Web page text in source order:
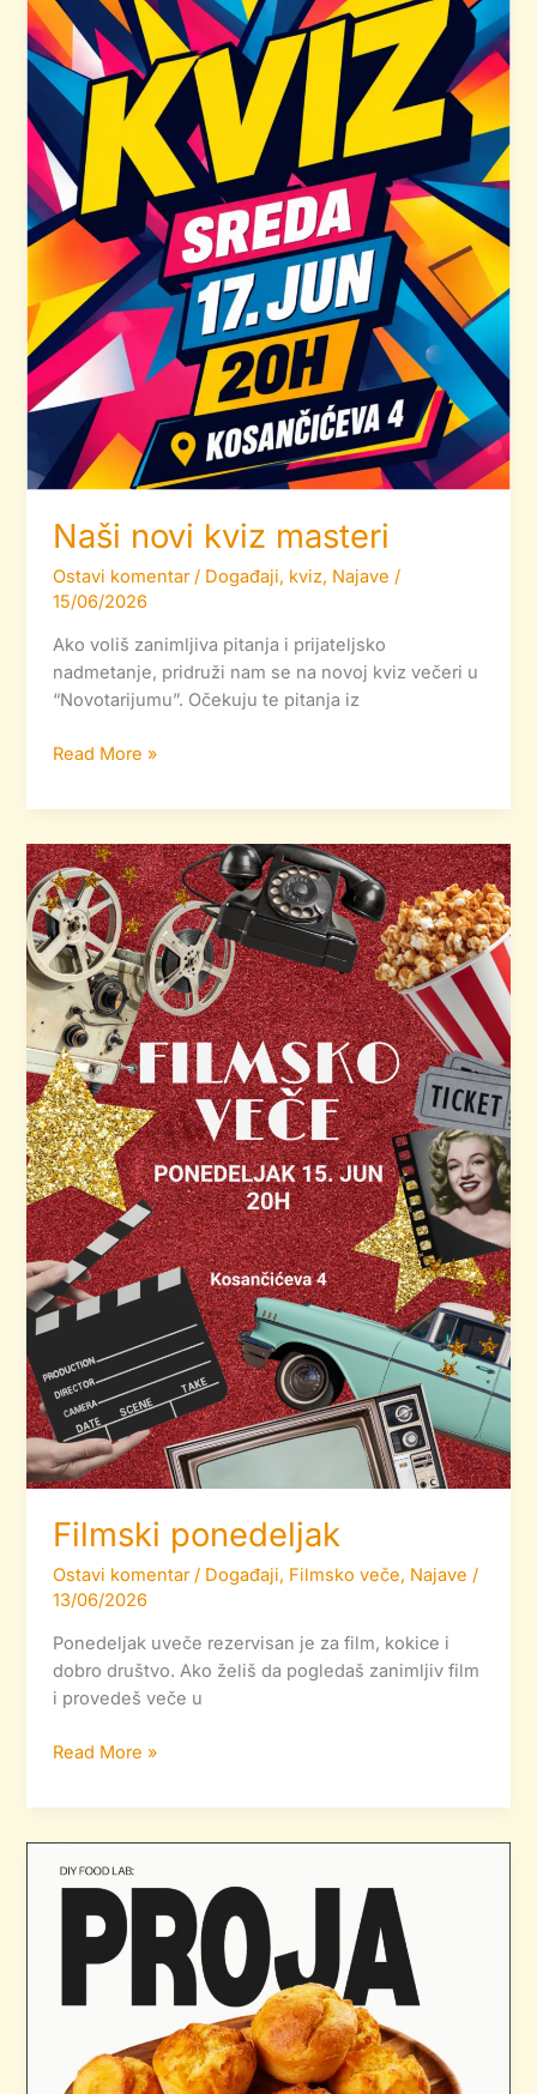
Naši novi kviz masteri
Ostavi komentar / Događaji, kviz, Najave /
15/06/2026
Ako voliš zanimljiva pitanja i prijateljsko
nadmetanje, pridruži nam se na novoj kviz večeri u
“Novotarijumu”. Očekuju te pitanja iz
Read More »
Filmski ponedeljak
Ostavi komentar / Događaji, Filmsko veče, Najave /
13/06/2026
Ponedeljak uveče rezervisan je za film, kokice i
dobro društvo. Ako želiš da pogledaš zanimljiv film
i provedeš veče u
Filmski
ponedeljak
Read More »
Food
pripremamo
palačinke